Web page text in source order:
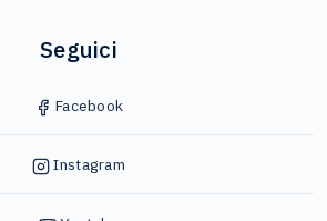
Seguici
Facebook
Instagram